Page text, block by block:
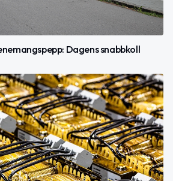
Dagens snabbkoll